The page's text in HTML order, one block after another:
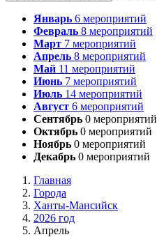
Январь 6 мероприятий
Февраль 8 мероприятий
Март 7 мероприятий
Апрель 8 мероприятий
Май 11 мероприятий
Июнь 7 мероприятий
Июль 14 мероприятий
Август 6 мероприятий
Сентябрь 0 мероприятий
Октябрь 0 мероприятий
Ноябрь 0 мероприятий
Декабрь 0 мероприятий
Главная
Города
Ханты-Мансийск
2026 год
Апрель